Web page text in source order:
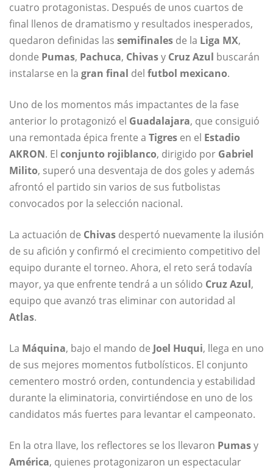
cuatro protagonistas. Después de unos cuartos de
final llenos de dramatismo y resultados inesperados,
quedaron definidas las semifinales de la Liga MX,
donde Pumas, Pachuca, Chivasy Cruz Azul buscarán
instalarse en la gran final del futbol mexicano.
Uno de los momentos más impactantes de la fase
anterior lo protagonizó el Guadalajara, que consiguió
una remontada épica frente a Tigres en el Estadio
AKRON. El conjunto rojiblanco, dirigido por Gabriel
Milito, superó una desventaja de dos goles y además
afrontó el partido sin varios de sus futbolistas
convocados por la selección nacional.
La actuación de Chivas despertó nuevamente la ilusión
de su afición y confirmó el crecimiento competitivo del
equipo durante el torneo. Ahora, el reto será todavía
mayor, ya que enfrente tendrá a un sólido Cruz Azul,
equipo que avanzó tras eliminar con autoridad al
Atlas.
La Máquina, bajo el mando de Joel Huqui, llega en uno
de sus mejores momentos futbolísticos. El conjunto
cementero mostró orden, contundencia y estabilidad
durante la eliminatoria, convirtiéndose en uno de los
candidatos más fuertes para levantar el campeonato.
En la otra llave, los reflectores se los llevaron Pumasy
América, quienes protagonizaron un espectacular